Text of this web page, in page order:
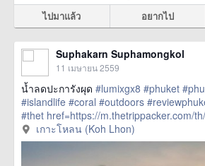
ไปมาแล้ว อยากไป
Suphakarn Suphamongkol
11 เมษายน 2559
น้ำลดปะการังผุด #lumixgx8 #phuket
#islandlife #coral #outdoors
#thet href=https://m.thetrippacker.com/
โหลนKohLhon/193024> more
เกาะโหลน (Koh Lhon)